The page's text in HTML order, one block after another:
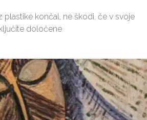
plastike končal, ne škodi, če v svoje
določene